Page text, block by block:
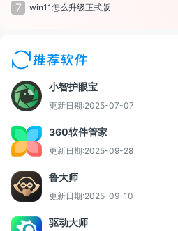
7 win11怎么升级正式版
推荐软件
小智护眼宝
更新日期:2025-07-07
360软件管家
更新日期:2025-09-28
鲁大师
更新日期:2025-09-10
驱动大师